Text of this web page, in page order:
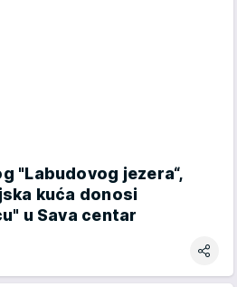
"Labudovog jezera“,
kuća donosi
u Sava centar